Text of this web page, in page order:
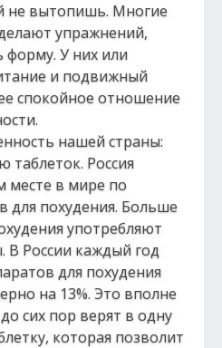
не вытопишь. Многие
упражнений,
У них или
и подвижный
спокойное отношение
нашей страны:
таблеток. Россия
месте в мире по
для похудения. Больше
употребляют
России каждый год
для похудения
на 13%. Это вполне
сих пор верят в одну
которая позволит